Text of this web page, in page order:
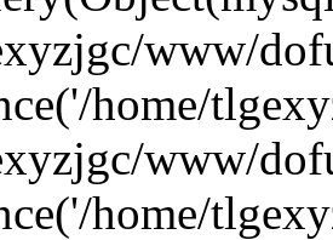
www/
home/
www/
home/